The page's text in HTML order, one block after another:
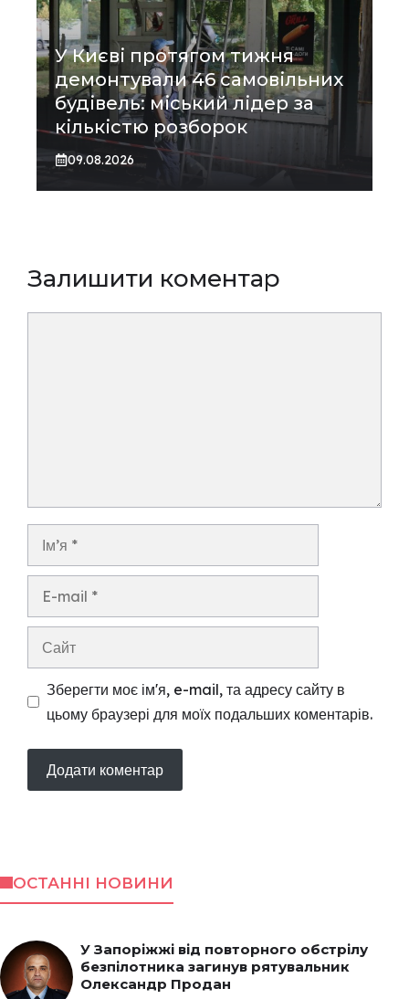
У Києві протягом тижня
демонтували 46 самовільних
будівель: міський лідер за
кількістю розборок
09.08.2026
Залишити коментар
Зберегти моє ім'я, e-mail, та адресу сайту в
цьому браузері для моїх подальших коментарів.
ОСТАННІ НОВИНИ
У Запоріжжі від повторного обстрілу
безпілотника загинув рятувальник
Олександр Продан